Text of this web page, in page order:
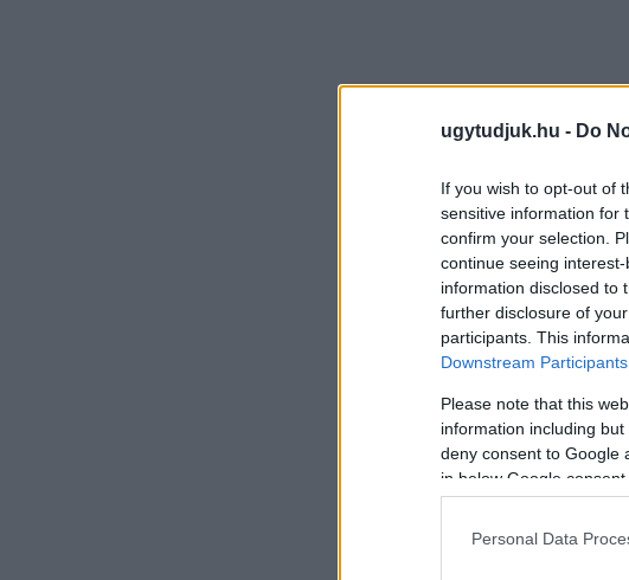
ugytudjuk.hu - Do
If you wish to opt-out of
sensitive information for
confirm your selection.
continue seeing
information disclosed to
further disclosure of
participants. This
Downstream Participants
Please note that this
information including
deny consent to Google
in below Google consent
Personal Data